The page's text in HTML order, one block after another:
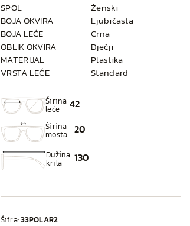
SPOL
Ženski
BOJA OKVIRA
Ljubičasta
BOJA LEĆE
Crna
OBLIK OKVIRA
Dječji
MATERIJAL
Plastika
VRSTA LEĆE
Standard
Širina
leće 42
Širina
mosta 20
Dužina
krila 130
Šifra:33POLAR2